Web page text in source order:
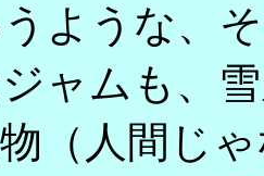
ような、
ャムも、
（人間じ